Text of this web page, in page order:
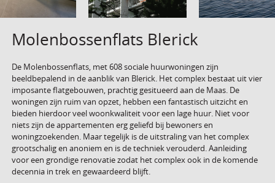
Molenbossenflats Blerick
De Molenbossenflats, met 608 sociale huurwoningen zijn
beeldbepalend in de aanblik van Blerick. Het complex bestaat uit vier
imposante flatgebouwen, prachtig gesitueerd aan de Maas. De
woningen zijn ruim van opzet, hebben een fantastisch uitzicht en
bieden hierdoor veel woonkwaliteit voor een lage huur. Niet voor
niets zijn de appartementen erg geliefd bij bewoners en
woningzoekenden. Maar tegelijk is de uitstraling van het complex
grootschalig en anoniem en is de techniek verouderd. Aanleiding
voor een grondige renovatie zodat het complex ook in de komende
decennia in trek en gewaardeerd blijft.